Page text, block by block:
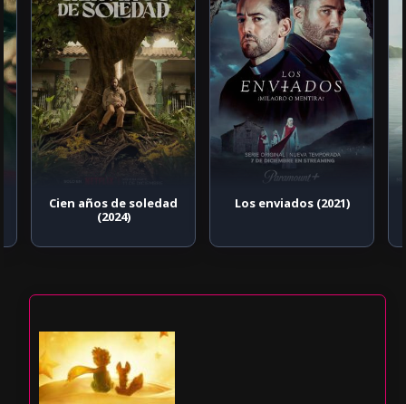
Cien años de soledad
(2024)
Los enviados (2021)